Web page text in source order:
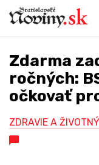
Zdarma
ročných:
očkovať
ZDRAVIE A